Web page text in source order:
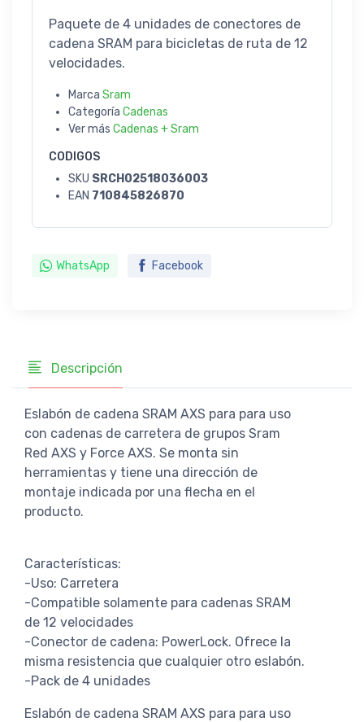
Paquete de 4 unidades de conectores de
cadena SRAM para bicicletas de ruta de 12
velocidades.
Marca Sram
Categoría Cadenas
Ver más Cadenas + Sram
CODIGOS
SKU SRCH02518036003
EAN 710845826870
WhatsApp Facebook
Descripción
Eslabón de cadena SRAM AXS para para uso
con cadenas de carretera de grupos Sram
Red AXS y Force AXS. Se monta sin
herramientas y tiene una dirección de
montaje indicada por una flecha en el
producto.
Características:
-Uso: Carretera
-Compatible solamente para cadenas SRAM
de 12 velocidades
-Conector de cadena: PowerLock. Ofrece la
misma resistencia que cualquier otro eslabón.
-Pack de 4 unidades
Eslabón de cadena SRAM AXS para para uso